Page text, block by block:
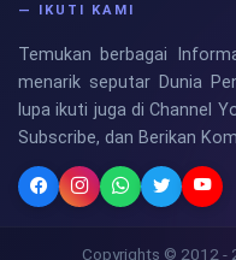
— IKUTI KAMI
Temukan berbagai
menarik seputar Dunia
lupa ikuti juga di Channel
Subscribe, dan Berikan
Copyrights © 2012 -